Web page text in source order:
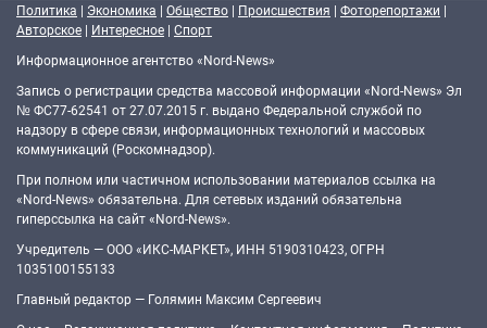
Политика | Экономика | Общество | Происшествия | Фоторепортажи |
Авторское | Интересное | Спорт
Информационное агентство «Nord-News»
Запись о регистрации средства массовой информации «Nord-News» Эл
№ ФС77-62541 от 27.07.2015 г. выдано Федеральной службой по
надзору в сфере связи, информационных технологий и массовых
коммуникаций (Роскомнадзор).
При полном или частичном использовании материалов ссылка на
«Nord-News» обязательна. Для сетевых изданий обязательна
гиперссылка на сайт «Nord-News».
Учредитель — ООО «ИКС-МАРКЕТ», ИНН 5190310423, ОГРН
1035100155133
Главный редактор — Голямин Максим Сергеевич